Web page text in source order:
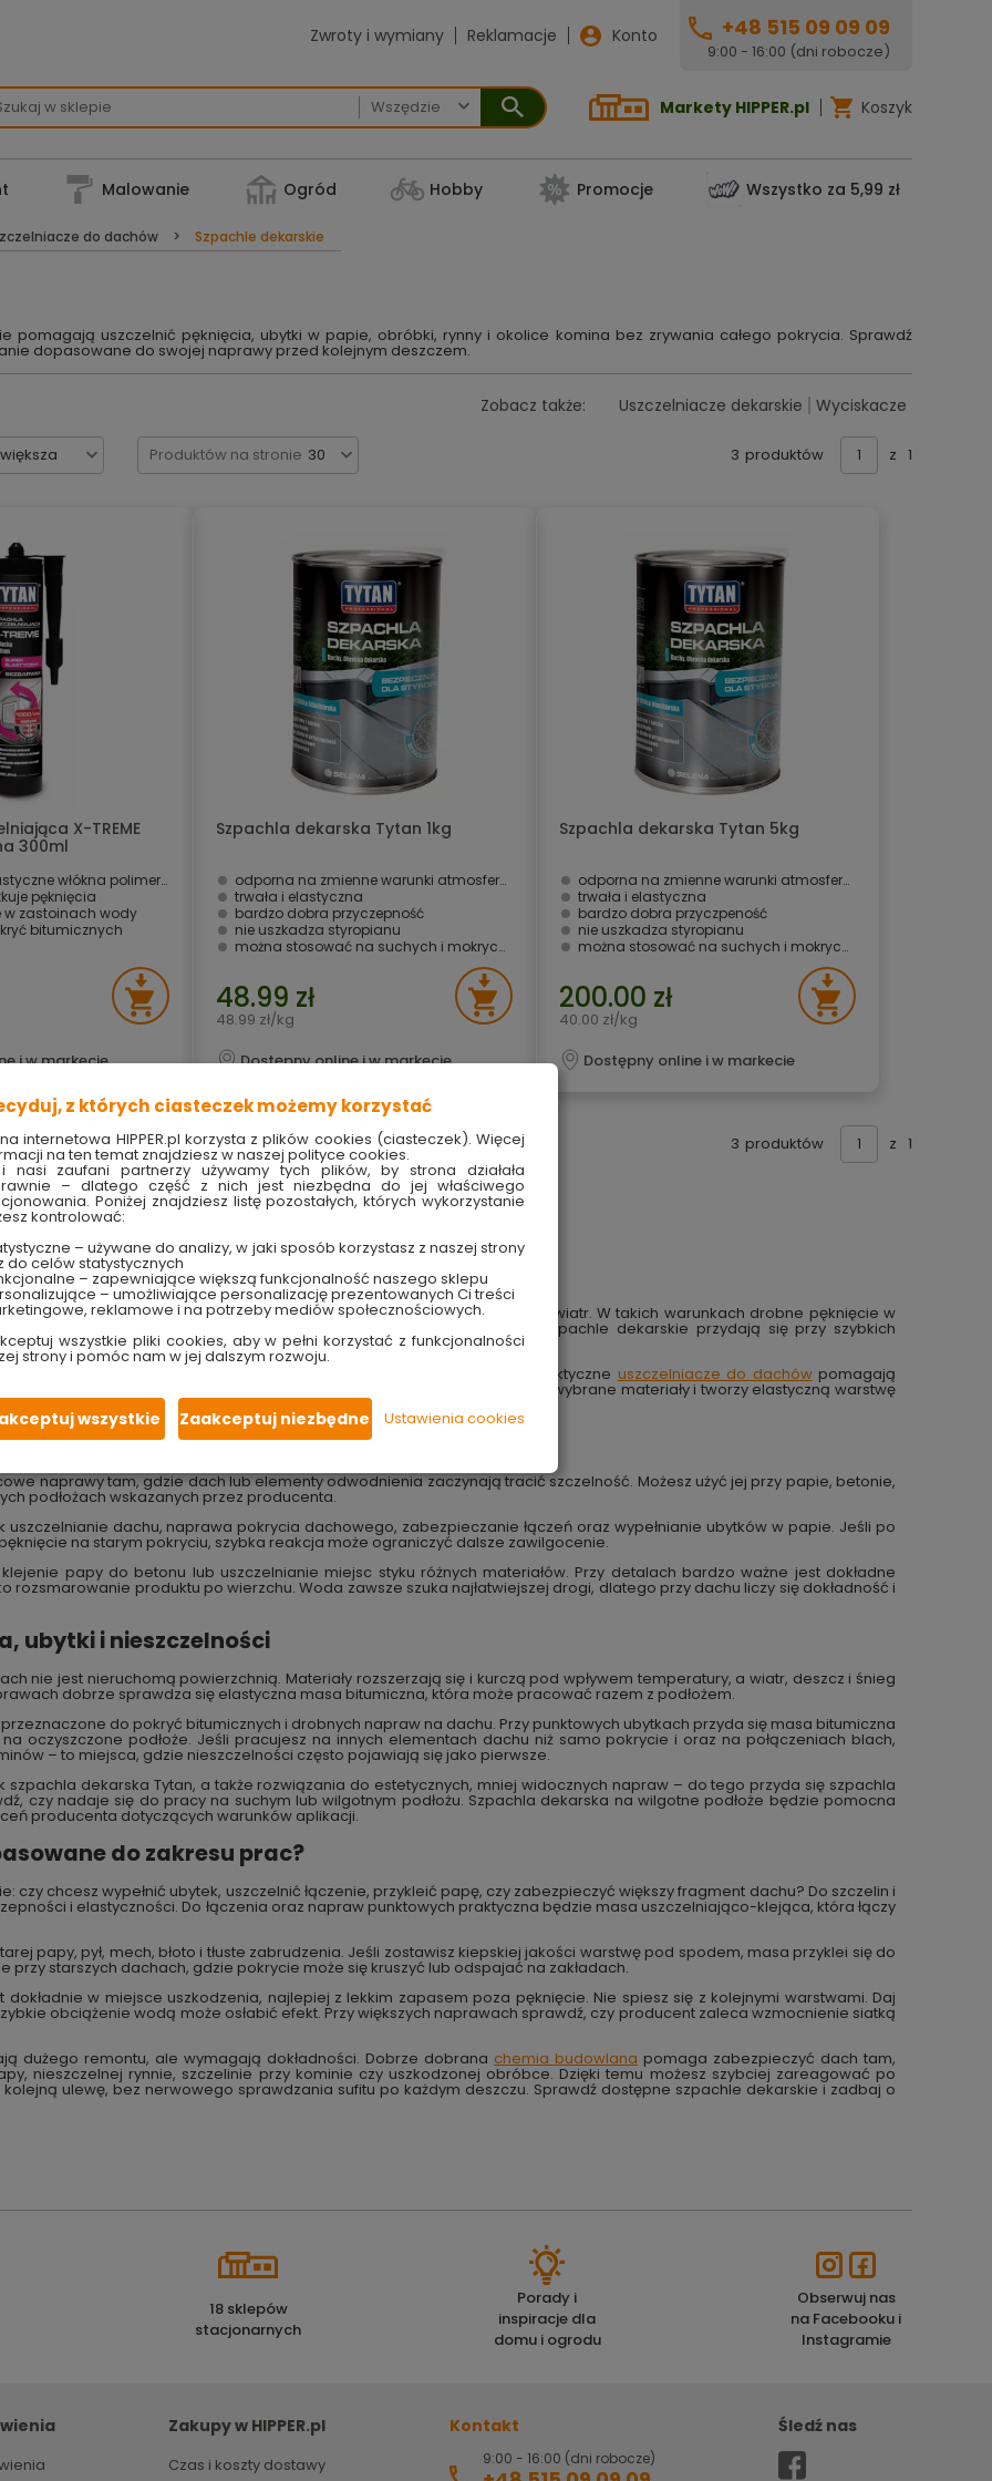
Zwroty i wymiany Reklamacje Konto +48 515 09 09 09
9:00 - 16:00 (dni robocze)
 Markety HIPPER.pl Koszyk
Malowanie Ogród Hobby Promocje Wszystko za 5,99 zł
do dachów Szpachle dekarskie
pomagają uszczelnić pęknięcia, ubytki w papie, obróbki, rynny i okolice komina bez zrywania całego pokrycia. Sprawdź
dopasowane do swojej naprawy przed kolejnym deszczem.
Zobacz także: Uszczelniacze dekarskie Wyciskacze
Produktów na stronie 30 3 produktów z 1
X-TREME
300ml
włókna polimerowe
pęknięcia
w zastoinach wody
bitumicznych
i w markecie
Szpachla dekarska Tytan 1kg
odporna na zmienne warunki atmosferyczne
trwała i elastyczna
bardzo dobra przyczepność
nie uszkadza styropianu
można stosować na suchych i mokrych podłożach
48.99 zł
48.99 zł/kg
Dostępny online i w markecie
Szpachla dekarska Tytan 5kg
odporna na zmienne warunki atmosferyczne
trwała i elastyczna
bardzo dobra przyczpeność
nie uszkadza styropianu
można stosować na suchych i mokrych podłożach
200.00 zł
40.00 zł/kg
Dostępny online i w markecie
Produktów na stronie 30 3 produktów z 1
dachu na lata
się w słońcu, chłonie wilgoć po deszczu, znosi mróz, śnieg i silny wiatr. W takich warunkach drobne pęknięcie w
rynny może szybko stać się większym kłopotem. Właśnie dlatego szpachle dekarskie przydają się przy szybkich
dostać się pod pokrycie.
przy rynnach, kominach, obróbkach i pokryciach bitumicznych. Te praktyczne uszczelniacze do dachówpomagają
pokrycia. Dobrze dobrana masa dekarska wypełnia szczeliny, przykleja wybrane materiały i tworzy elastyczną warstwę
w Twoim domu?
naprawy tam, gdzie dach lub elementy odwodnienia zaczynają tracić szczelność. Możesz użyć jej przy papie, betonie,
podłożach wskazanych przez producenta.
dachu, naprawa pokrycia dachowego, zabezpieczanie łączeń oraz wypełnianie ubytków w papie. Jeśli po
na starym pokryciu, szybka reakcja może ograniczyć dalsze zawilgocenie.
papy do betonu lub uszczelnianie miejsc styku różnych materiałów. Przy detalach bardzo ważne jest dokładne
rozsmarowanie produktu po wierzchu. Woda zawsze szuka najłatwiejszej drogi, dlatego przy dachu liczy się dokładność i
ubytki i nieszczelności
nie jest nieruchomą powierzchnią. Materiały rozszerzają się i kurczą pod wpływem temperatury, a wiatr, deszcz i śnieg
dobrze sprawdza się elastyczna masa bitumiczna, która może pracować razem z podłożem.
do pokryć bitumicznych i drobnych napraw na dachu. Przy punktowych ubytkach przyda się masa bitumiczna
oczyszczone podłoże. Jeśli pracujesz na innych elementach dachu niż samo pokrycie i oraz na połączeniach blach,
– to miejsca, gdzie nieszczelności często pojawiają się jako pierwsze.
dekarska Tytan, a także rozwiązania do estetycznych, mniej widocznych napraw – do tego przyda się szpachla
czy nadaje się do pracy na suchym lub wilgotnym podłożu. Szpachla dekarska na wilgotne podłoże będzie pomocna
producenta dotyczących warunków aplikacji.
do zakresu prac?
chcesz wypełnić ubytek, uszczelnić łączenie, przykleić papę, czy zabezpieczyć większy fragment dachu? Do szczelin i
i elastyczności. Do łączenia oraz napraw punktowych praktyczna będzie masa uszczelniająco-klejąca, która łączy
papy, pył, mech, błoto i tłuste zabrudzenia. Jeśli zostawisz kiepskiej jakości warstwę pod spodem, masa przyklei się do
przy starszych dachach, gdzie pokrycie może się kruszyć lub odspajać na zakładach.
w miejsce uszkodzenia, najlepiej z lekkim zapasem poza pęknięcie. Nie spiesz się z kolejnymi warstwami. Daj
obciążenie wodą może osłabić efekt. Przy większych naprawach sprawdź, czy producent zaleca wzmocnienie siatką
dużego remontu, ale wymagają dokładności. Dobrze dobrana chemia budowlana pomaga zabezpieczyć dach tam,
nieszczelnej rynnie, szczelinie przy kominie czy uszkodzonej obróbce. Dzięki temu możesz szybciej zareagować po
ulewę, bez nerwowego sprawdzania sufitu po każdym deszczu. Sprawdź dostępne szpachle dekarskie i zadbaj o
18 sklepów
stacjonarnych
Porady i
inspiracje dla
domu i ogrodu
Obserwuj nas
na Facebooku i
Instagramie
Zakupy w HIPPER.pl
Czas i koszty dostawy
Kontakt
9:00 - 16:00 (dni robocze)
Śledź nas
z których ciasteczek możemy korzystać
internetowa HIPPER.pl korzysta z plików cookies (ciasteczek). Więcej
na ten temat znajdziesz w naszej polityce cookies.
nasi zaufani partnerzy używamy tych plików, by strona działała
– dlatego część z nich jest niezbędna do jej właściwego
Poniżej znajdziesz listę pozostałych, których wykorzystanie
kontrolować:
– używane do analizy, w jaki sposób korzystasz z naszej strony
do celów statystycznych
– zapewniające większą funkcjonalność naszego sklepu
– umożliwiające personalizację prezentowanych Ci treści
reklamowe i na potrzeby mediów społecznościowych.
wszystkie pliki cookies, aby w pełni korzystać z funkcjonalności
strony i pomóc nam w jej dalszym rozwoju.
wszystkie Zaakceptuj niezbędne Ustawienia cookies